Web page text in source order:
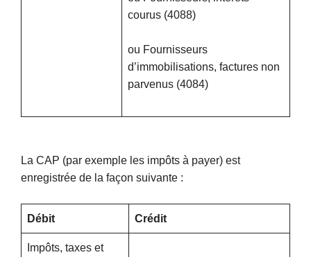
courus (4088)
ou Fournisseurs
d’immobilisations, factures non
parvenus (4084)
La CAP (par exemple les impôts à payer) est
enregistrée de la façon suivante :
Débit Crédit
Impôts, taxes et